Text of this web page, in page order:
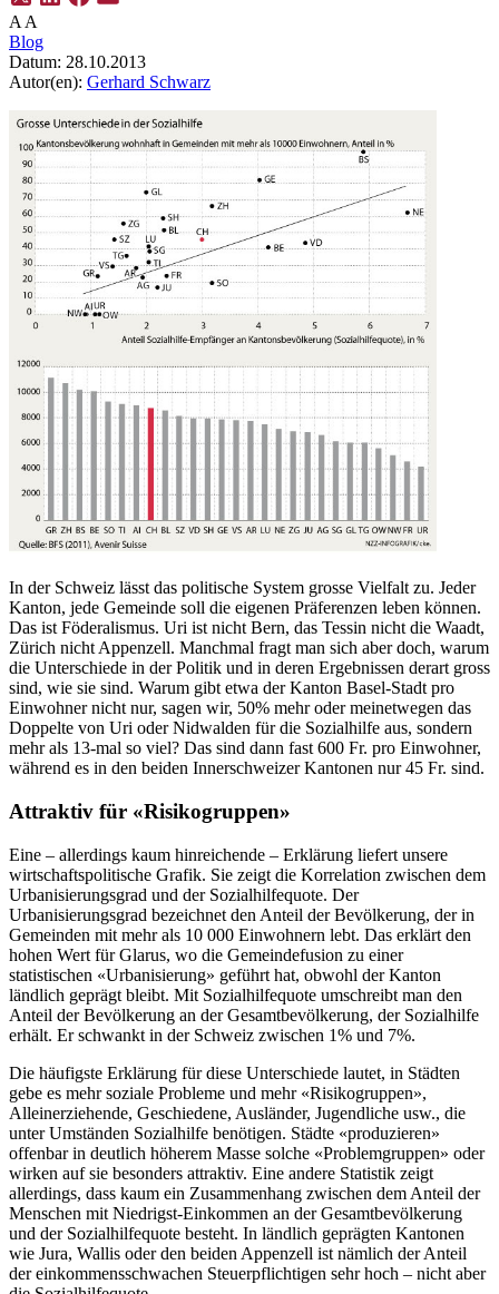
A A
Blog
Datum: 28.10.2013
Autor(en): Gerhard Schwarz
In der Schweiz lässt das politische System grosse Vielfalt zu. Jeder
Kanton, jede Gemeinde soll die eigenen Präferenzen leben können.
Das ist Föderalismus. Uri ist nicht Bern, das Tessin nicht die Waadt,
Zürich nicht Appenzell. Manchmal fragt man sich aber doch, warum
die Unterschiede in der Politik und in deren Ergebnissen derart gross
sind, wie sie sind. Warum gibt etwa der Kanton Basel-Stadt pro
Einwohner nicht nur, sagen wir, 50% mehr oder meinetwegen das
Doppelte von Uri oder Nidwalden für die Sozialhilfe aus, sondern
mehr als 13-mal so viel? Das sind dann fast 600 Fr. pro Einwohner,
während es in den beiden Innerschweizer Kantonen nur 45 Fr. sind.
Attraktiv für «Risikogruppen»
Eine – allerdings kaum hinreichende – Erklärung liefert unsere
wirtschaftspolitische Grafik. Sie zeigt die Korrelation zwischen dem
Urbanisierungsgrad und der Sozialhilfequote. Der
Urbanisierungsgrad bezeichnet den Anteil der Bevölkerung, der in
Gemeinden mit mehr als 10 000 Einwohnern lebt. Das erklärt den
hohen Wert für Glarus, wo die Gemeindefusion zu einer
statistischen «Urbanisierung» geführt hat, obwohl der Kanton
ländlich geprägt bleibt. Mit Sozialhilfequote umschreibt man den
Anteil der Bevölkerung an der Gesamtbevölkerung, der Sozialhilfe
erhält. Er schwankt in der Schweiz zwischen 1% und 7%.
Die häufigste Erklärung für diese Unterschiede lautet, in Städten
gebe es mehr soziale Probleme und mehr «Risikogruppen»,
Alleinerziehende, Geschiedene, Ausländer, Jugendliche usw., die
unter Umständen Sozialhilfe benötigen. Städte «produzieren»
offenbar in deutlich höherem Masse solche «Problemgruppen» oder
wirken auf sie besonders attraktiv. Eine andere Statistik zeigt
allerdings, dass kaum ein Zusammenhang zwischen dem Anteil der
Menschen mit Niedrigst-Einkommen an der Gesamtbevölkerung
und der Sozialhilfequote besteht. In ländlich geprägten Kantonen
wie Jura, Wallis oder den beiden Appenzell ist nämlich der Anteil
der einkommensschwachen Steuerpflichtigen sehr hoch – nicht aber